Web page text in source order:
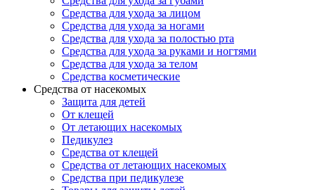
Средства для ухода за лицом
Средства для ухода за ногами
Средства для ухода за полостью рта
Средства для ухода за руками и ногтями
Средства для ухода за телом
Средства косметические
Средства от насекомых
Защита для детей
От клещей
От летающих насекомых
Педикулез
Средства от клещей
Средства от летающих насекомых
Средства при педикулезе